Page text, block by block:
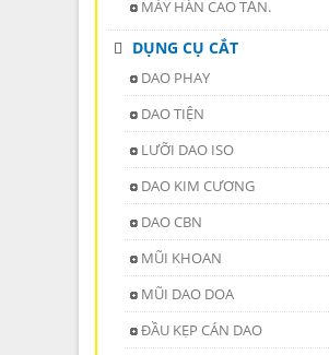
MÁY HÀN CAO TẦN.
DỤNG CỤ CẮT
DAO PHAY
DAO TIỆN
LƯỠI DAO ISO
DAO KIM CƯƠNG
DAO CBN
MŨI KHOAN
MŨI DAO DOA
ĐẦU KẸP CÁN DAO